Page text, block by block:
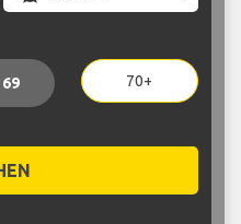
69 70+